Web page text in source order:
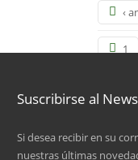
‹
1
Suscribirse al
Si desea recibir en su
nuestras últimas